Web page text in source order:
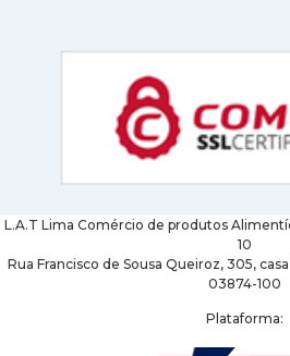
L.A.T Lima Comércio de produtos
10
Rua Francisco de Sousa Queiroz, 305, casa
03874-100
Plataforma: